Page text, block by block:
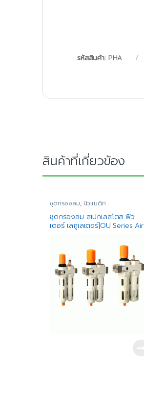
รหัสสินค้า: PHA
สินค้าที่เกี่ยวข้อง
ชุดกรองลม, นิวแมติก
ชุดกรองลม สเปกเลสโตส ฟิว
เตอร์ เลกูเลเตอร์|OU Series Air